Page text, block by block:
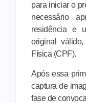
para iniciar o
necessário
residência e
original
Física (CPF).
Após essa
captura de
fase de